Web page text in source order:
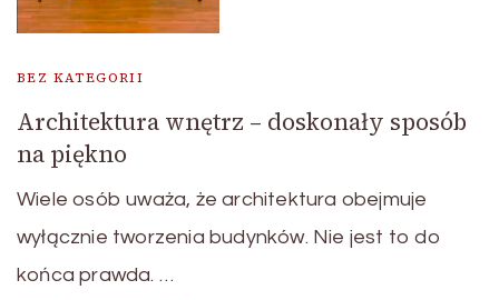
BEZ KATEGORII
Architektura wnętrz – doskonały sposób
na piękno
Wiele osób uważa, że architektura obejmuje
wyłącznie tworzenia budynków. Nie jest to do
końca prawda. …